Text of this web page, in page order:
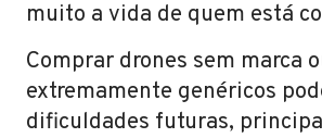
muito a vida de quem está
Comprar drones sem marca
extremamente genéricos
dificuldades futuras,